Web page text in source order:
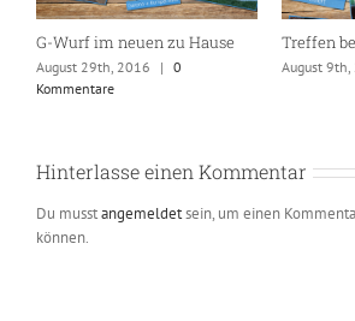
G-Wurf im neuen zu Hause
August 29th, 2016 | 0
Kommentare
Treffen
August 9th,
Hinterlasse einen Kommentar
Du musstangemeldetsein, um einen
können.